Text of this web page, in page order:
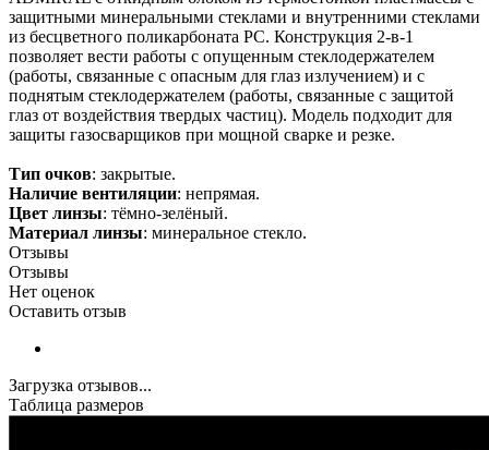
защитными минеральными стеклами и внутренними стеклами
из бесцветного поликарбоната РС. Конструкция 2-в-1
позволяет вести работы с опущенным стеклодержателем
(работы, связанные с опасным для глаз излучением) и с
поднятым стеклодержателем (работы, связанные с защитой
глаз от воздействия твердых частиц). Модель подходит для
защиты газосварщиков при мощной сварке и резке.
Тип очков: закрытые.
Наличие вентиляции: непрямая.
Цвет линзы: тёмно-зелёный.
Материал линзы: минеральное стекло.
Отзывы
Отзывы
Нет оценок
Оставить отзыв
Загрузка отзывов...
Таблица размеров